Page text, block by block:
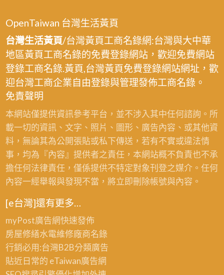
OpenTaiwan 台灣生活黃頁
台灣生活黃頁/台灣黃頁工商名錄網:台灣與大中華
地區黃頁工商名錄的免費登錄網站，歡迎免費網站
登錄工商名錄.黃頁,台灣黃頁免費登錄網站網址，歡
迎台灣工商企業自由登錄與管理發佈工商名錄。
免責聲明
本網站僅提供資訊參考平台，並不涉入其中任何諮詢。所
載一切的資訊、文字、照片、圖形、廣告內容、或其他資
料，無論其為公開張貼或私下傳送，若有不實或違法情
事，均為『內容』提供者之責任，本網站概不負責也不承
擔任何法律責任，僅係提供不特定對象刊登之媒介。任何
內容一經舉報與發現不當，將立即刪除帳號與內容。
[e台灣]還有更多…
myPost廣告網快速發佈
房屋修繕水電維修廠商名錄
行銷必用:台灣B2B分類廣告
貼近日常的 eTaiwan廣告網